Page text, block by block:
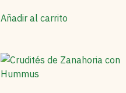
Añadir al carrito